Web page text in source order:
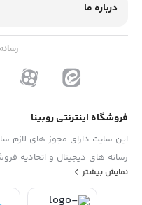
درباره ما
فروشگاه اینترنتی روبینا
این سایت دارای مجوز های لازم
رسانه های دیجیتال و اتحادیه
پیشنهاد ، انتفاد و یا شکایات از
نمایش بیشتر